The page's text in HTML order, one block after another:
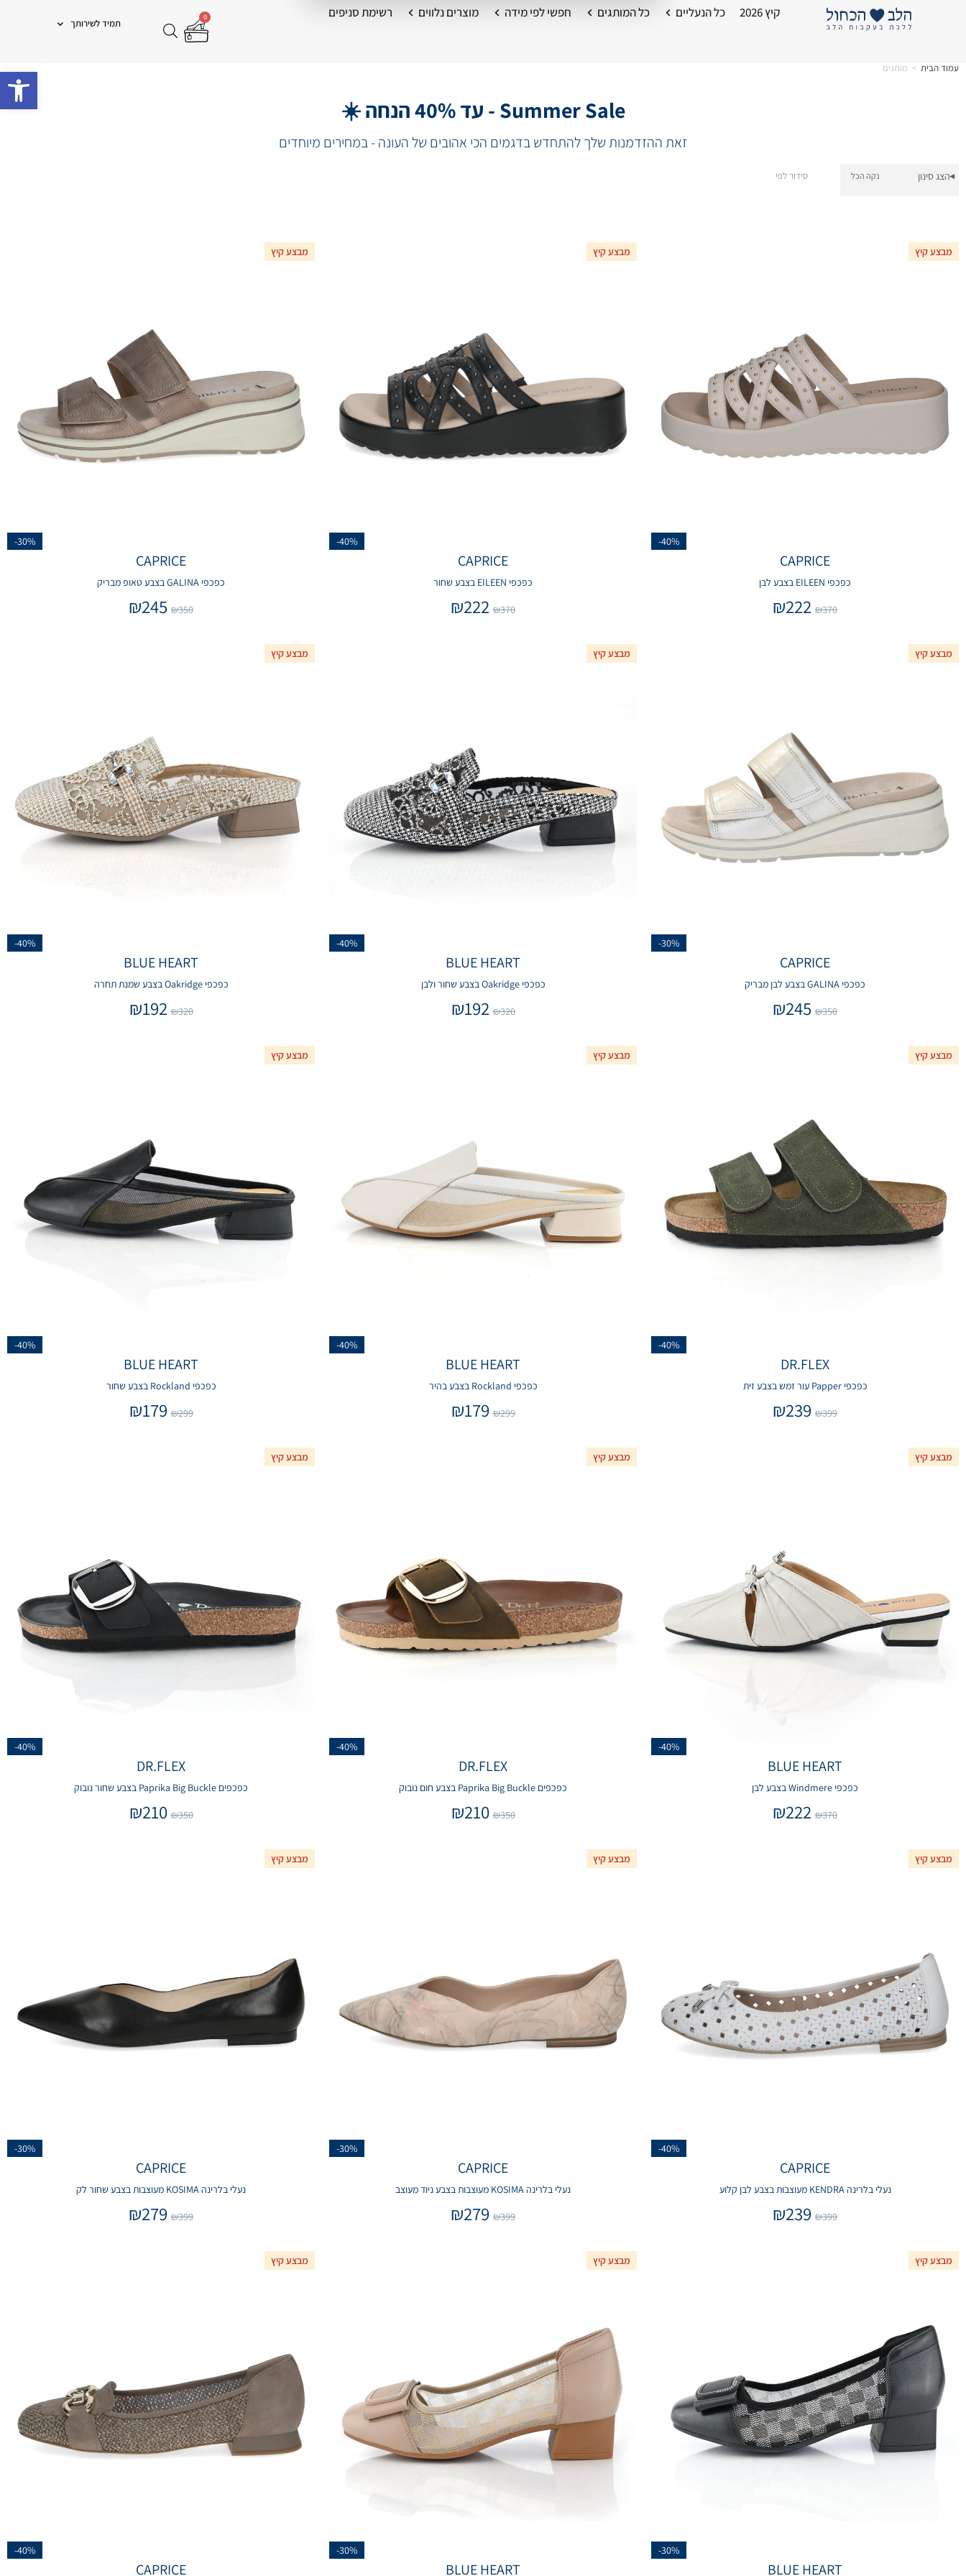
קיץ 2026 כל הנעליים כל המותגים חפשי לפי מידה מוצרים נלווים רשימת סניפים 0
תמיד לשירותך
עמוד הבית > מותגים
Summer Sale - עד 40% הנחה ☀️
זאת ההזדמנות שלך להתחדש בדגמים הכי אהובים של העונה - במחירים מיוחדים
▾הצג סינון נקה הכל סידור לפי
מבצע קיץ
-40%
CAPRICE
כפכפי EILEEN בצבע לבן
₪370
₪222
מבצע קיץ
-40%
CAPRICE
כפכפי EILEEN בצבע שחור
₪370
₪222
מבצע קיץ
-30%
CAPRICE
כפכפי GALINA בצבע טאופ מבריק
₪350
₪245
מבצע קיץ
-30%
CAPRICE
כפכפי GALINA בצבע לבן מבריק
₪350
₪245
מבצע קיץ
-40%
BLUE HEART
כפכפי Oakridge בצבע שחור ולבן
₪320
₪192
מבצע קיץ
-40%
BLUE HEART
כפכפי Oakridge בצבע שמנת תחרה
₪320
₪192
מבצע קיץ
-40%
DR.FLEX
כפכפי Papper עור זמש בצבע זית
₪399
₪239
מבצע קיץ
-40%
BLUE HEART
כפכפי Rockland בצבע בהיר
₪299
₪179
מבצע קיץ
-40%
BLUE HEART
כפכפי Rockland בצבע שחור
₪299
₪179
מבצע קיץ
-40%
BLUE HEART
כפכפי Windmere בצבע לבן
₪370
₪222
מבצע קיץ
-40%
DR.FLEX
כפכפים Paprika Big Buckle בצבע חום נובוק
₪350
₪210
מבצע קיץ
-40%
DR.FLEX
כפכפים Paprika Big Buckle בצבע שחור נובוק
₪350
₪210
מבצע קיץ
-40%
CAPRICE
נעלי בלרינה KENDRA מעוצבות בצבע לבן קלוע
₪399
₪239
מבצע קיץ
-30%
CAPRICE
נעלי בלרינה KOSIMA מעוצבות בצבע ניוד מעוצב
₪399
₪279
מבצע קיץ
-30%
CAPRICE
נעלי בלרינה KOSIMA מעוצבות בצבע שחור לק
₪399
₪279
מבצע קיץ
-30%
BLUE HEART
מבצע קיץ
-30%
BLUE HEART
מבצע קיץ
-40%
CAPRICE